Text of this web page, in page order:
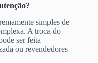
simples de
A troca do
ser feita
ou revendedores